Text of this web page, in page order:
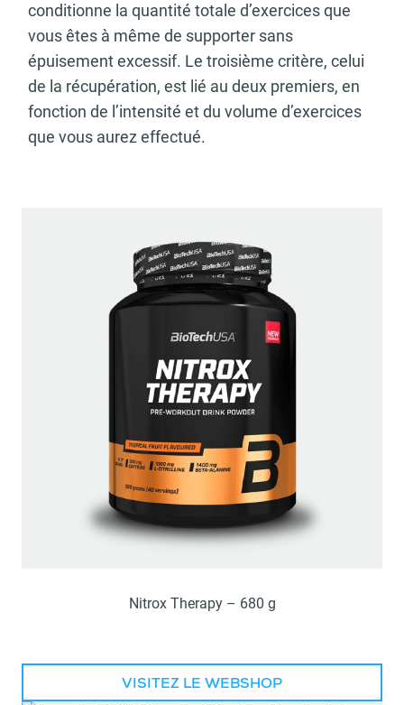
conditionne la quantité totale d’exercices que
vous êtes à même de supporter sans
épuisement excessif. Le troisième critère, celui
de la récupération, est lié au deux premiers, en
fonction de l’intensité et du volume d’exercices
que vous aurez effectué.
Nitrox Therapy – 680 g
VISITEZ LE WEBSHOP